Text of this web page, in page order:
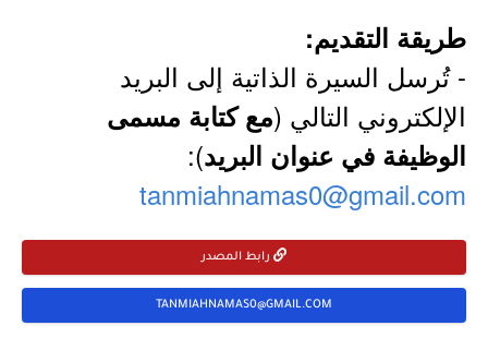
طريقة التقديم:
- تُرسل السيرة الذاتية إلى البريد
الإلكتروني التالي (مع كتابة مسمى
الوظيفة في عنوان البريد):
tanmiahnamas0@gmail.com
رابط المصدر
TANMIAHNAMAS0@GMAIL.COM